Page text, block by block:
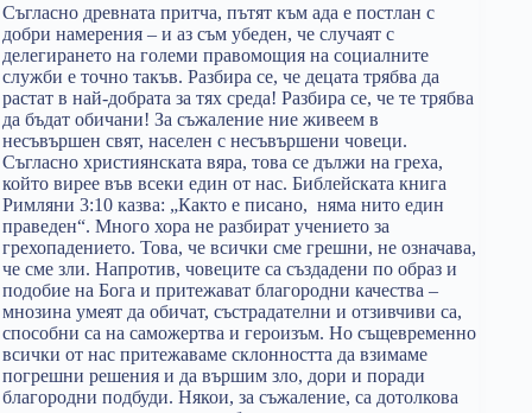
Съгласно древната притча, пътят към ада е постлан с
добри намерения – и аз съм убеден, че случаят с
делегирането на големи правомощия на социалните
служби е точно такъв. Разбира се, че децата трябва да
растат в най-добрата за тях среда! Разбира се, че те трябва
да бъдат обичани! За съжаление ние живеем в
несъвършен свят, населен с несъвършени човеци.
Съгласно християнската вяра, това се дължи на греха,
който вирее във всеки един от нас. Библейската книга
Римляни 3:10 казва: „Както е писано, няма нито един
праведен“. Много хора не разбират учението за
грехопадението. Това, че всички сме грешни, не означава,
че сме зли. Напротив, човеците са създадени по образ и
подобие на Бога и притежават благородни качества –
мнозина умеят да обичат, състрадателни и отзивчиви са,
способни са на саможертва и героизъм. Но същевременно
всички от нас притежаваме склонността да взимаме
погрешни решения и да вършим зло, дори и поради
благородни подбуди. Някои, за съжаление, са дотолкова